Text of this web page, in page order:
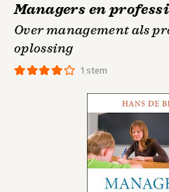
onderstaande editie.
1 stem
Managers en
Over management als
oplossing